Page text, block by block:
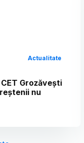
Actualitate
Grozăvești
nu